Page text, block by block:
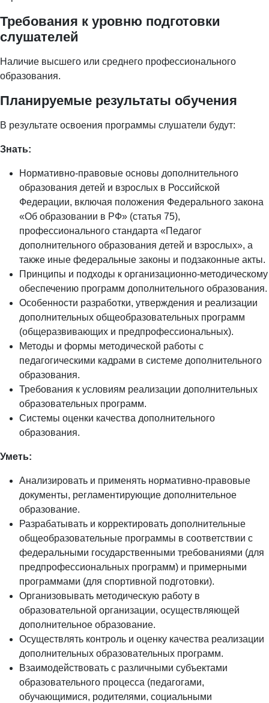
Требования к уровню подготовки
слушателей
Наличие высшего или среднего профессионального
образования.
Планируемые результаты обучения
В результате освоения программы слушатели будут:
Знать:
Нормативно-правовые основы дополнительного
образования детей и взрослых в Российской
Федерации, включая положения Федерального закона
«Об образовании в РФ» (статья 75),
профессионального стандарта «Педагог
дополнительного образования детей и взрослых», а
также иные федеральные законы и подзаконные акты.
Принципы и подходы к организационно-методическому
обеспечению программ дополнительного образования.
Особенности разработки, утверждения и реализации
дополнительных общеобразовательных программ
(общеразвивающих и предпрофессиональных).
Методы и формы методической работы с
педагогическими кадрами в системе дополнительного
образования.
Требования к условиям реализации дополнительных
образовательных программ.
Системы оценки качества дополнительного
образования.
Уметь:
Анализировать и применять нормативно-правовые
документы, регламентирующие дополнительное
образование.
Разрабатывать и корректировать дополнительные
общеобразовательные программы в соответствии с
федеральными государственными требованиями (для
предпрофессиональных программ) и примерными
программами (для спортивной подготовки).
Организовывать методическую работу в
образовательной организации, осуществляющей
дополнительное образование.
Осуществлять контроль и оценку качества реализации
дополнительных образовательных программ.
Взаимодействовать с различными субъектами
образовательного процесса (педагогами,
обучающимися, родителями, социальными